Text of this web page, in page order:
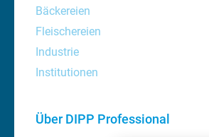
Bäckereien
Fleischereien
Industrie
Institutionen
Über DIPP Professional